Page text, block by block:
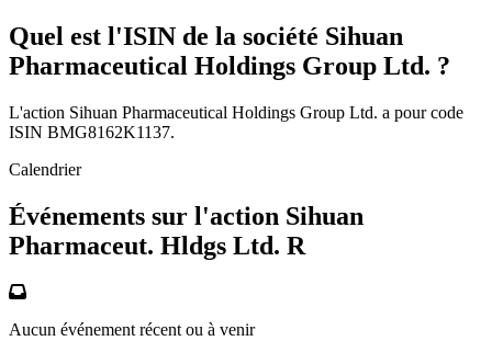
Quel est l'ISIN de la société Sihuan
Pharmaceutical Holdings Group Ltd. ?
L'action Sihuan Pharmaceutical Holdings Group Ltd. a pour code
ISIN BMG8162K1137.
Calendrier
Événements sur l'action Sihuan
Pharmaceut. Hldgs Ltd. R
Aucun événement récent ou à venir